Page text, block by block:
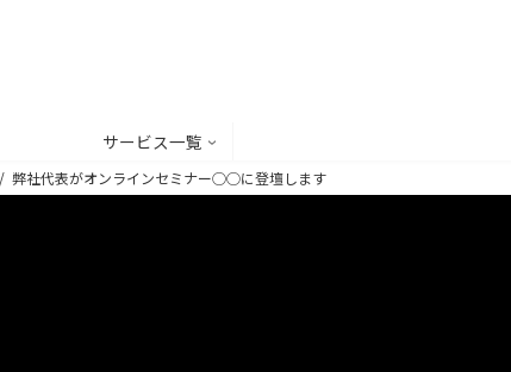
サービス一覧
弊社代表がオンラインセミナー◯◯に登壇します